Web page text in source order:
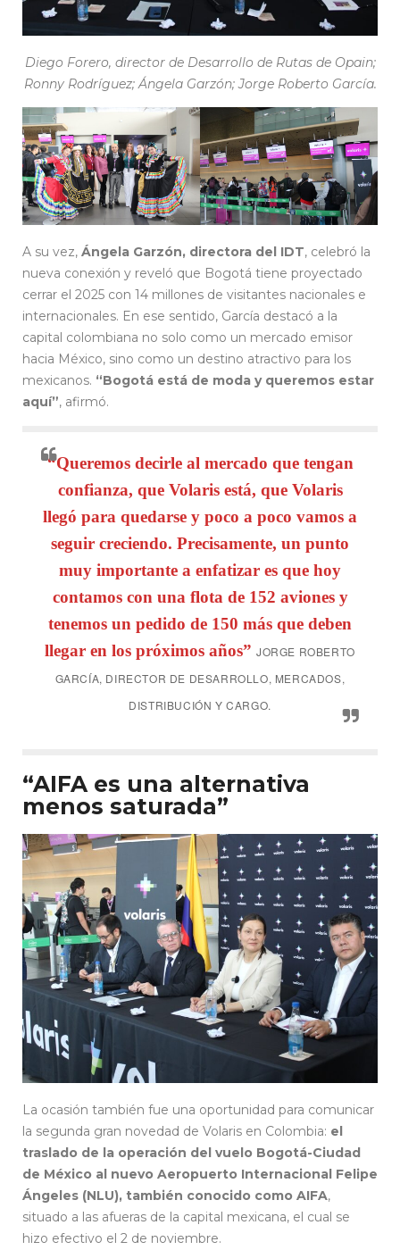
Diego Forero, director de Desarrollo de Rutas de Opain;
Ronny Rodríguez; Ángela Garzón; Jorge Roberto García.
A su vez, Ángela Garzón, directora del IDT, celebró la
nueva conexión y reveló que Bogotá tiene proyectado
cerrar el 2025 con 14 millones de visitantes nacionales e
internacionales. En ese sentido, García destacó a la
capital colombiana no solo como un mercado emisor
hacia México, sino como un destino atractivo para los
mexicanos. “Bogotá está de moda y queremos estar
aquí”, afirmó.
“Queremos decirle al mercado que tengan
confianza, que Volaris está, que Volaris
llegó para quedarse y poco a poco vamos a
seguir creciendo. Precisamente, un punto
muy importante a enfatizar es que hoy
contamos con una flota de 152 aviones y
tenemos un pedido de 150 más que deben
llegar en los próximos años” JORGE ROBERTO
GARCÍA, DIRECTOR DE DESARROLLO, MERCADOS,
DISTRIBUCIÓN Y CARGO.
“AIFA es una alternativa
menos saturada”
La ocasión también fue una oportunidad para comunicar
la segunda gran novedad de Volaris en Colombia: el
traslado de la operación del vuelo Bogotá-Ciudad
de México al nuevo Aeropuerto Internacional Felipe
Ángeles (NLU), también conocido como AIFA,
situado a las afueras de la capital mexicana, el cual se
hizo efectivo el 2 de noviembre.